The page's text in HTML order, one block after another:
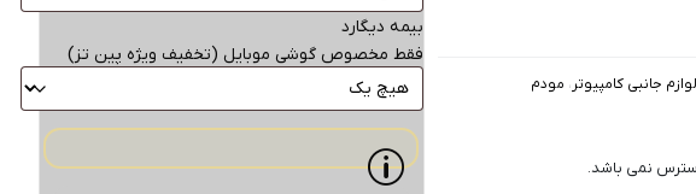
لوازم جانبی کامپیوتر ، مودم
نمی باشد.
بیمه دیگارد
فقط مخصوص گوشی موبایل (تخفیف ویژه پین تز)